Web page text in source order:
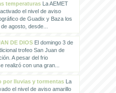
temperaturasLa AEMET
el nivel de aviso
de Guadix y Baza los
agosto, desde...
DE DIOSEl domingo 3 de
trofeo San Juan de
A pesar del frio
realizó con una gran...
por lluvias y tormentasLa
el nivel de aviso amarillo